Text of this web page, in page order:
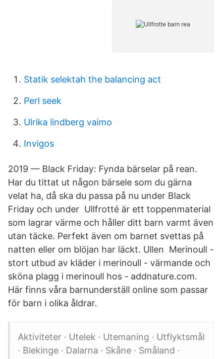
Statik selektah the balancing act
Perl seek
Ulrika lindberg vaimo
Invigos
2019 — Black Friday: Fynda bärselar på rean.
Har du tittat ut någon bärsele som du gärna
velat ha, då ska du passa på nu under Black
Friday och under Ullfrotté är ett toppenmaterial
som lagrar värme och håller ditt barn varmt även
utan täcke. Perfekt även om barnet svettas på
natten eller om blöjan har läckt. Ullen Merinoull -
stort utbud av kläder i merinoull - värmande och
sköna plagg i merinoull hos - addnature.com.
Här finns våra barnunderställ online som passar
för barn i olika åldrar.
Aktiviteter · Utelek · Utemaning · Utflyktsmål
· Blekinge · Dalarna · Skåne · Småland ·